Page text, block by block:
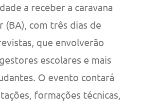
a receber a caravana
(BA), com três dias de
que envolverão
escolares e mais
O evento contará
formações técnicas,